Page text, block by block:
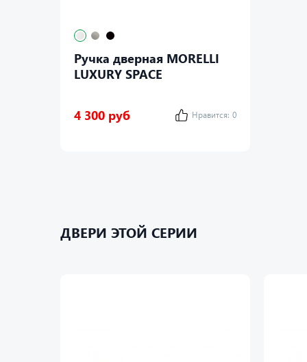
Ручка дверная MORELLI
LUXURY SPACE
4 300 руб Нравится: 0
ДВЕРИ ЭТОЙ СЕРИИ